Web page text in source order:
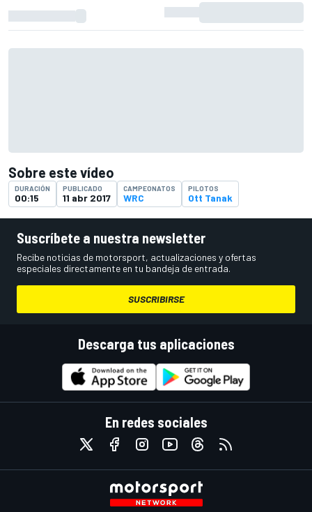
Sobre este vídeo
DURACIÓN
00:15
PUBLICADO
11 abr 2017
CAMPEONATOS
WRC
PILOTOS
Ott Tanak
Suscríbete a nuestra newsletter
Recibe noticias de motorsport, actualizaciones y ofertas
especiales directamente en tu bandeja de entrada.
SUSCRIBIRSE
Descarga tus aplicaciones
En redes sociales